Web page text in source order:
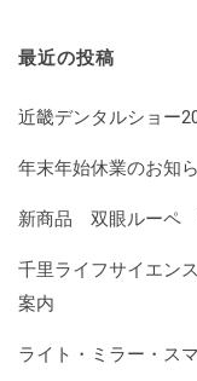
最近の投稿
近畿デンタルショー
年末年始休業のお知
新商品 双眼ルーペ
千里ライフサイエン
案内
ライト・ミラー・ス